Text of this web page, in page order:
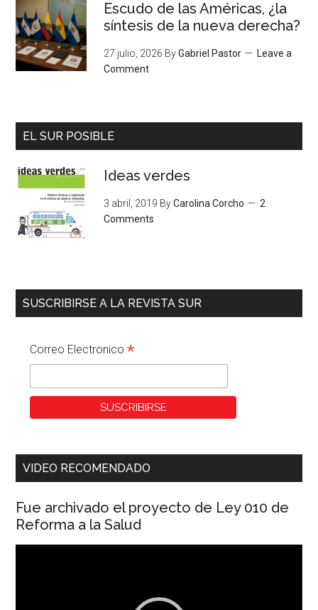
Escudo de las Américas, ¿la
síntesis de la nueva derecha?
27 julio, 2026 ByGabriel Pastor
Leave a
Comment
EL SUR POSIBLE
Ideas verdes
3 abril, 2019 ByCarolina Corcho
2
Comments
SUSCRIBIRSE A LA REVISTA SUR
Correo Electronico*
VIDEO RECOMENDADO
Fue archivado el proyecto de Ley 010 de
Reforma a la Salud